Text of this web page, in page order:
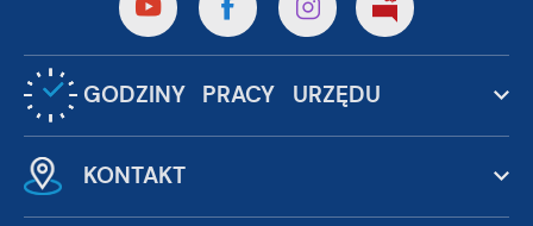
GODZINY PRACY URZĘDU
KONTAKT